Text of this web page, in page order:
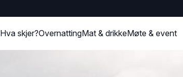
Hva skjer?OvernattingMat & drikkeMøte & event